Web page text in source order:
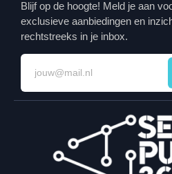
Blijf op de hoogte! Meld je aan
exclusieve aanbiedingen en
rechtstreeks in je inbox.